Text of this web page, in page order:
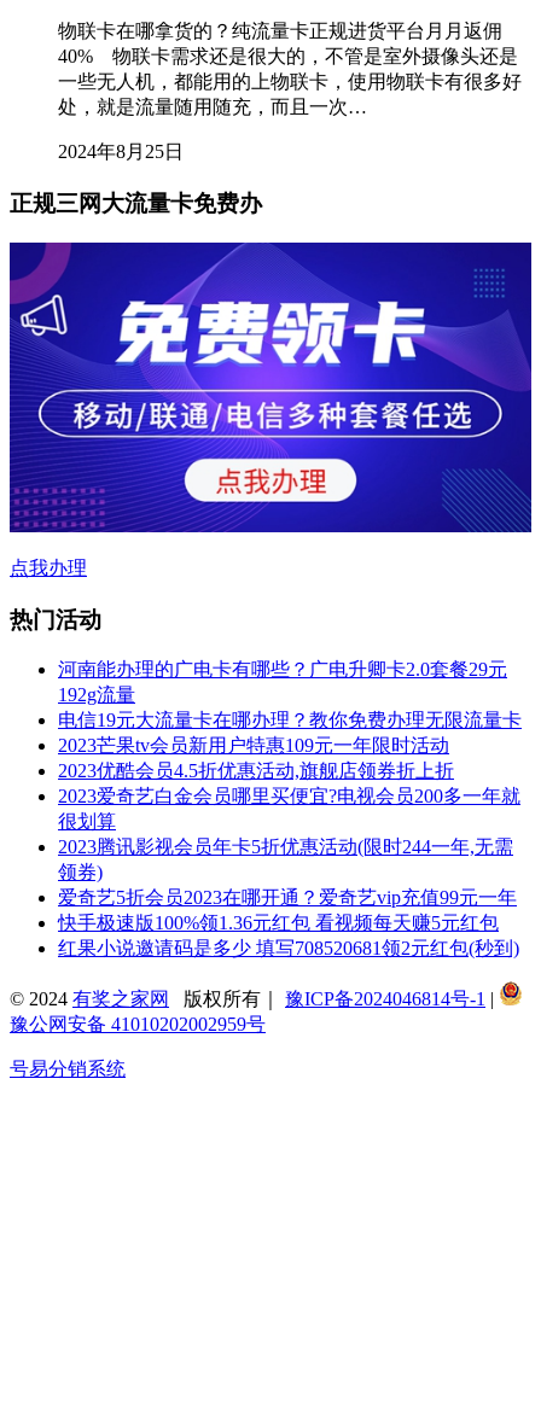
物联卡在哪拿货的？纯流量卡正规进货平台月月返佣
40% 物联卡需求还是很大的，不管是室外摄像头还是
一些无人机，都能用的上物联卡，使用物联卡有很多好
处，就是流量随用随充，而且一次…
2024年8月25日
正规三网大流量卡免费办
点我办理
热门活动
河南能办理的广电卡有哪些？广电升卿卡2.0套餐29元
192g流量
电信19元大流量卡在哪办理？教你免费办理无限流量卡
2023芒果tv会员新用户特惠109元一年限时活动
2023优酷会员4.5折优惠活动,旗舰店领券折上折
2023爱奇艺白金会员哪里买便宜?电视会员200多一年就
很划算
2023腾讯影视会员年卡5折优惠活动(限时244一年,无需
领券)
爱奇艺5折会员2023在哪开通？爱奇艺vip充值99元一年
快手极速版100%领1.36元红包 看视频每天赚5元红包
红果小说邀请码是多少 填写708520681领2元红包(秒到)
© 2024 有奖之家网 版权所有｜ 豫ICP备2024046814号-1 |
豫公网安备 41010202002959号
号易分销系统